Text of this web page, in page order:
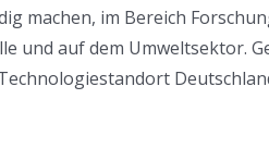
machen, im Bereich
auf dem Umweltsektor.